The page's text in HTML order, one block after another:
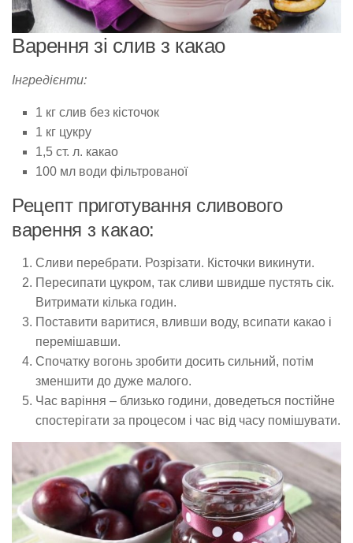
Варення зі слив з какао
Інгредієнти:​​
1 кг слив без кісточок
1 кг цукру
1,5 ст. л. какао
100 мл води фільтрованої
Рецепт приготування сливового
варення з какао:
Сливи перебрати. Розрізати. Кісточки викинути.
Пересипати цукром, так сливи швидше пустять сік.
Витримати кілька годин.
Поставити варитися, вливши воду, всипати какао і
перемішавши.
Спочатку вогонь зробити досить сильний, потім
зменшити до дуже малого.
Час варіння – близько години, доведеться постійне
спостерігати за процесом і час від часу помішувати.